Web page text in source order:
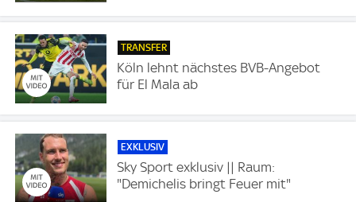
TRANSFER
Köln lehnt nächstes BVB-Angebot
für El Mala ab
EXKLUSIV
Sky Sport exklusiv || Raum:
"Demichelis bringt Feuer mit"